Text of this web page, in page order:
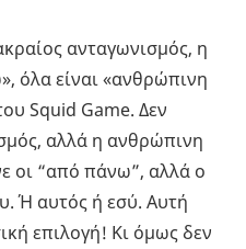
ανταγωνισμός, η
όλα είναι «ανθρώπινη
Squid Game. Δεν
αλλά η ανθρώπινη
οι “από πάνω”, αλλά ο
Ή αυτός ή εσύ. Αυτή
επιλογή! Κι όμως δεν